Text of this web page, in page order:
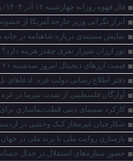
فال قهوه روزانه چهارشنبه ۱۲ آذر ۱۴۰۴/ راز‌های نهفته در فنجان خود را بخوانید
ابراز نگرانی وزیر خارجه آمریکا از
نمایش مستندی درباره شاهنامه در خانه
تور ارزان شیراز نفری چقدر هزینه
قیمت ارز‌های دیجیتال امروز سه‌شنبه ۲۱ مرداد ۱۴۰۴
دفتر اطلاع رسانی دولت غزه: ادعاهای
آوارگان فلسطینی از شدت سرما در
کارکرد سینمای دینی قطب‌نماسازی
شکارچیان غیرمجاز کبک وحشی در
بازسازی روایت ملی با برند ملی در جهان
حضور ستاره‌های استقلال در جدال